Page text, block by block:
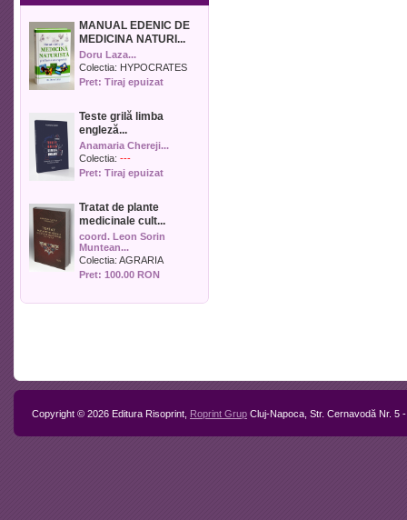
Istorie
Istorie literara
Lexicologie
Management
Matematica
Media
Medicina umana
Medicina veterinara
Muzica
Pedagogie
Politica
Psihologie
Sport
MANUAL EDENIC DE
MEDICINA NATURI...
Doru Laza...
Colectia: HYPOCRATES
Pret: Tiraj epuizat
Teste grilă limba
engleză...
Anamaria Chereji...
Colectia: ---
Pret: Tiraj epuizat
Tratat de plante
medicinale cult...
coord. Leon Sorin
Muntean...
Colectia: AGRARIA
Pret: 100.00 RON
Copyright © 2026 Editura Risoprint, Roprint Grup Cluj-Napoca, Str. Cernavodă Nr. 5